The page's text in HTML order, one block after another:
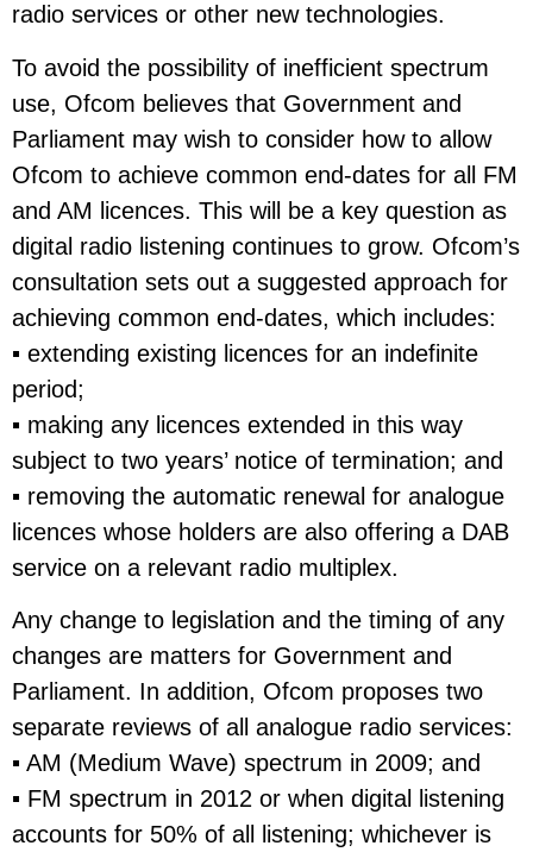
radio services or other new technologies.
To avoid the possibility of inefficient spectrum
use, Ofcom believes that Government and
Parliament may wish to consider how to allow
Ofcom to achieve common end-dates for all FM
and AM licences. This will be a key question as
digital radio listening continues to grow. Ofcom’s
consultation sets out a suggested approach for
achieving common end-dates, which includes:
▪ extending existing licences for an indefinite
period;
▪ making any licences extended in this way
subject to two years’ notice of termination; and
▪ removing the automatic renewal for analogue
licences whose holders are also offering a DAB
service on a relevant radio multiplex.
Any change to legislation and the timing of any
changes are matters for Government and
Parliament. In addition, Ofcom proposes two
separate reviews of all analogue radio services:
▪ AM (Medium Wave) spectrum in 2009; and
▪ FM spectrum in 2012 or when digital listening
accounts for 50% of all listening; whichever is